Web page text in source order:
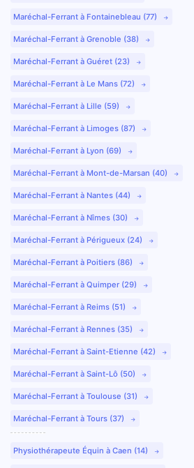
Maréchal-Ferrant à Fontainebleau (77)
Maréchal-Ferrant à Grenoble (38)
Maréchal-Ferrant à Guéret (23)
Maréchal-Ferrant à Le Mans (72)
Maréchal-Ferrant à Lille (59)
Maréchal-Ferrant à Limoges (87)
Maréchal-Ferrant à Lyon (69)
Maréchal-Ferrant à Mont-de-Marsan (40)
Maréchal-Ferrant à Nantes (44)
Maréchal-Ferrant à Nîmes (30)
Maréchal-Ferrant à Périgueux (24)
Maréchal-Ferrant à Poitiers (86)
Maréchal-Ferrant à Quimper (29)
Maréchal-Ferrant à Reims (51)
Maréchal-Ferrant à Rennes (35)
Maréchal-Ferrant à Saint-Etienne (42)
Maréchal-Ferrant à Saint-Lô (50)
Maréchal-Ferrant à Toulouse (31)
Maréchal-Ferrant à Tours (37)
Physiothérapeute Équin à Caen (14)